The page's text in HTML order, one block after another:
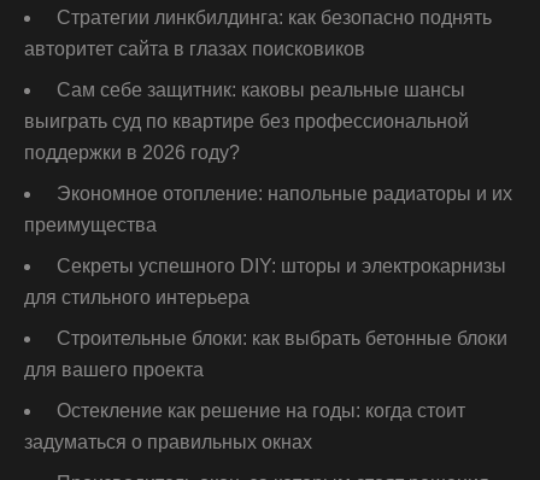
Стратегии линкбилдинга: как безопасно поднять
авторитет сайта в глазах поисковиков
Сам себе защитник: каковы реальные шансы
выиграть суд по квартире без профессиональной
поддержки в 2026 году?
Экономное отопление: напольные радиаторы и их
преимущества
Секреты успешного DIY: шторы и электрокарнизы
для стильного интерьера
Строительные блоки: как выбрать бетонные блоки
для вашего проекта
Остекление как решение на годы: когда стоит
задуматься о правильных окнах